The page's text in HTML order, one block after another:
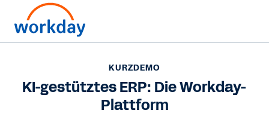
KURZDEMO
KI-gestütztes ERP: Die Workday-
Plattform